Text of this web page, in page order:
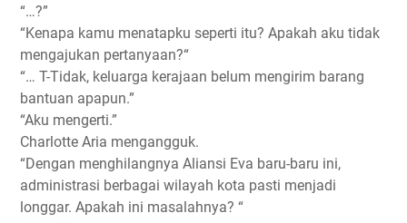
“…?”
“Kenapa kamu menatapku seperti itu? Apakah aku tidak
mengajukan pertanyaan?“
“… T-Tidak, keluarga kerajaan belum mengirim barang
bantuan apapun.”
“Aku mengerti.”
Charlotte Aria mengangguk.
“Dengan menghilangnya Aliansi Eva baru-baru ini,
administrasi berbagai wilayah kota pasti menjadi
longgar. Apakah ini masalahnya? “